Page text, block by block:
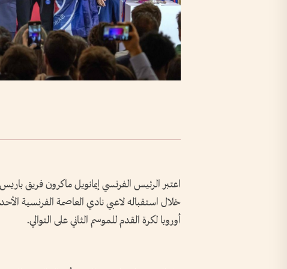
اعتبر الرئيس الفرنسي إيمانويل ماكرون فريق
خلال استقباله لاعبي نادي العاصمة الفرنسية
أوروبا لكرة القدم للموسم الثاني على التوالي.